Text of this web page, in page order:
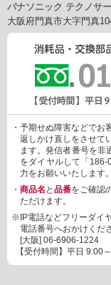
パナソニック テクノサ
大阪府門真市大字門真
・予期せぬ障害などでお
返しかけ直しをさせて
ます。発信者番号を非
をダイヤルして「
力をお願いいたします。
・ 商品名 と 品番をご確認
ただけます。
※IP電話などフリーダイ
電話番号へおかけくだ
[大阪] 06-6906-1224
【受付時間】平日 9:00